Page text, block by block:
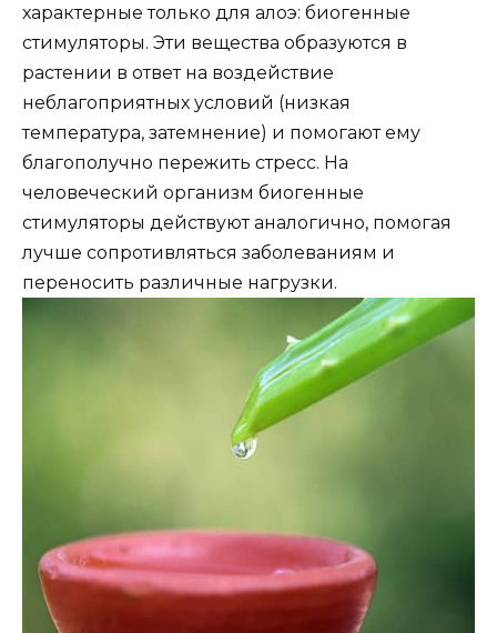
характерные только для алоэ: биогенные
стимуляторы. Эти вещества образуются в
растении в ответ на воздействие
неблагоприятных условий (низкая
температура, затемнение) и помогают ему
благополучно пережить стресс. На
человеческий организм биогенные
стимуляторы действуют аналогично, помогая
лучше сопротивляться заболеваниям и
переносить различные нагрузки.